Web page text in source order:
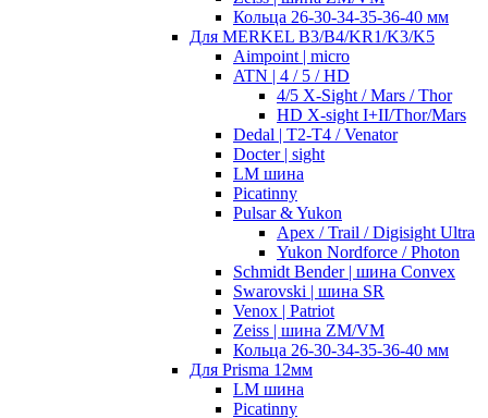
Кольца 26-30-34-35-36-40 мм
Для MERKEL B3/B4/KR1/K3/K5
Aimpoint | micro
ATN | 4 / 5 / HD
4/5 X-Sight / Mars / Thor
HD X-sight I+II/Thor/Mars
Dedal | T2-T4 / Venator
Docter | sight
LM шина
Picatinny
Pulsar & Yukon
Apex / Trail / Digisight Ultra
Yukon Nordforce / Photon
Schmidt Bender | шина Convex
Swarovski | шина SR
Venox | Patriot
Zeiss | шина ZM/VM
Кольца 26-30-34-35-36-40 мм
Для Prisma 12мм
LM шина
Picatinny